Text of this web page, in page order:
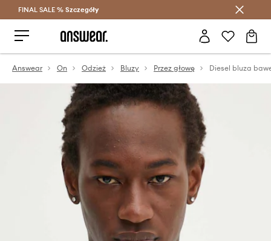
Oszczędzaj z Answear Club >
FINAL SALE % Szczegóły
Answear On Odzież Bluzy Przez głowę